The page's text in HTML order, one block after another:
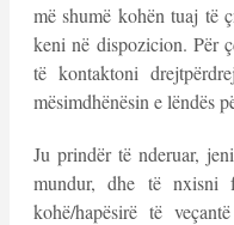
më shumë kohën tuaj të
keni në dispozicion. Për
të kontaktoni
mësimdhënësin e lëndës
Ju prindër të nderuar,
mundur, dhe të nxisni
kohë/hapësirë të